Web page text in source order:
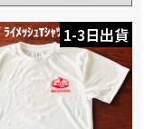
1-3日出貨